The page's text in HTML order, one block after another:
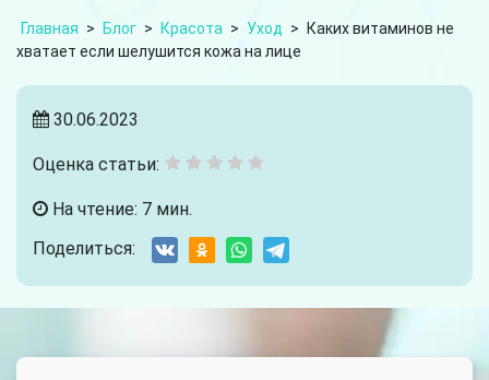
Главная > Блог > Красота > Уход >
Каких витаминов не
хватает если шелушится кожа на лице
30.06.2023
Оценка статьи:
На чтение: 7 мин.
Поделиться: